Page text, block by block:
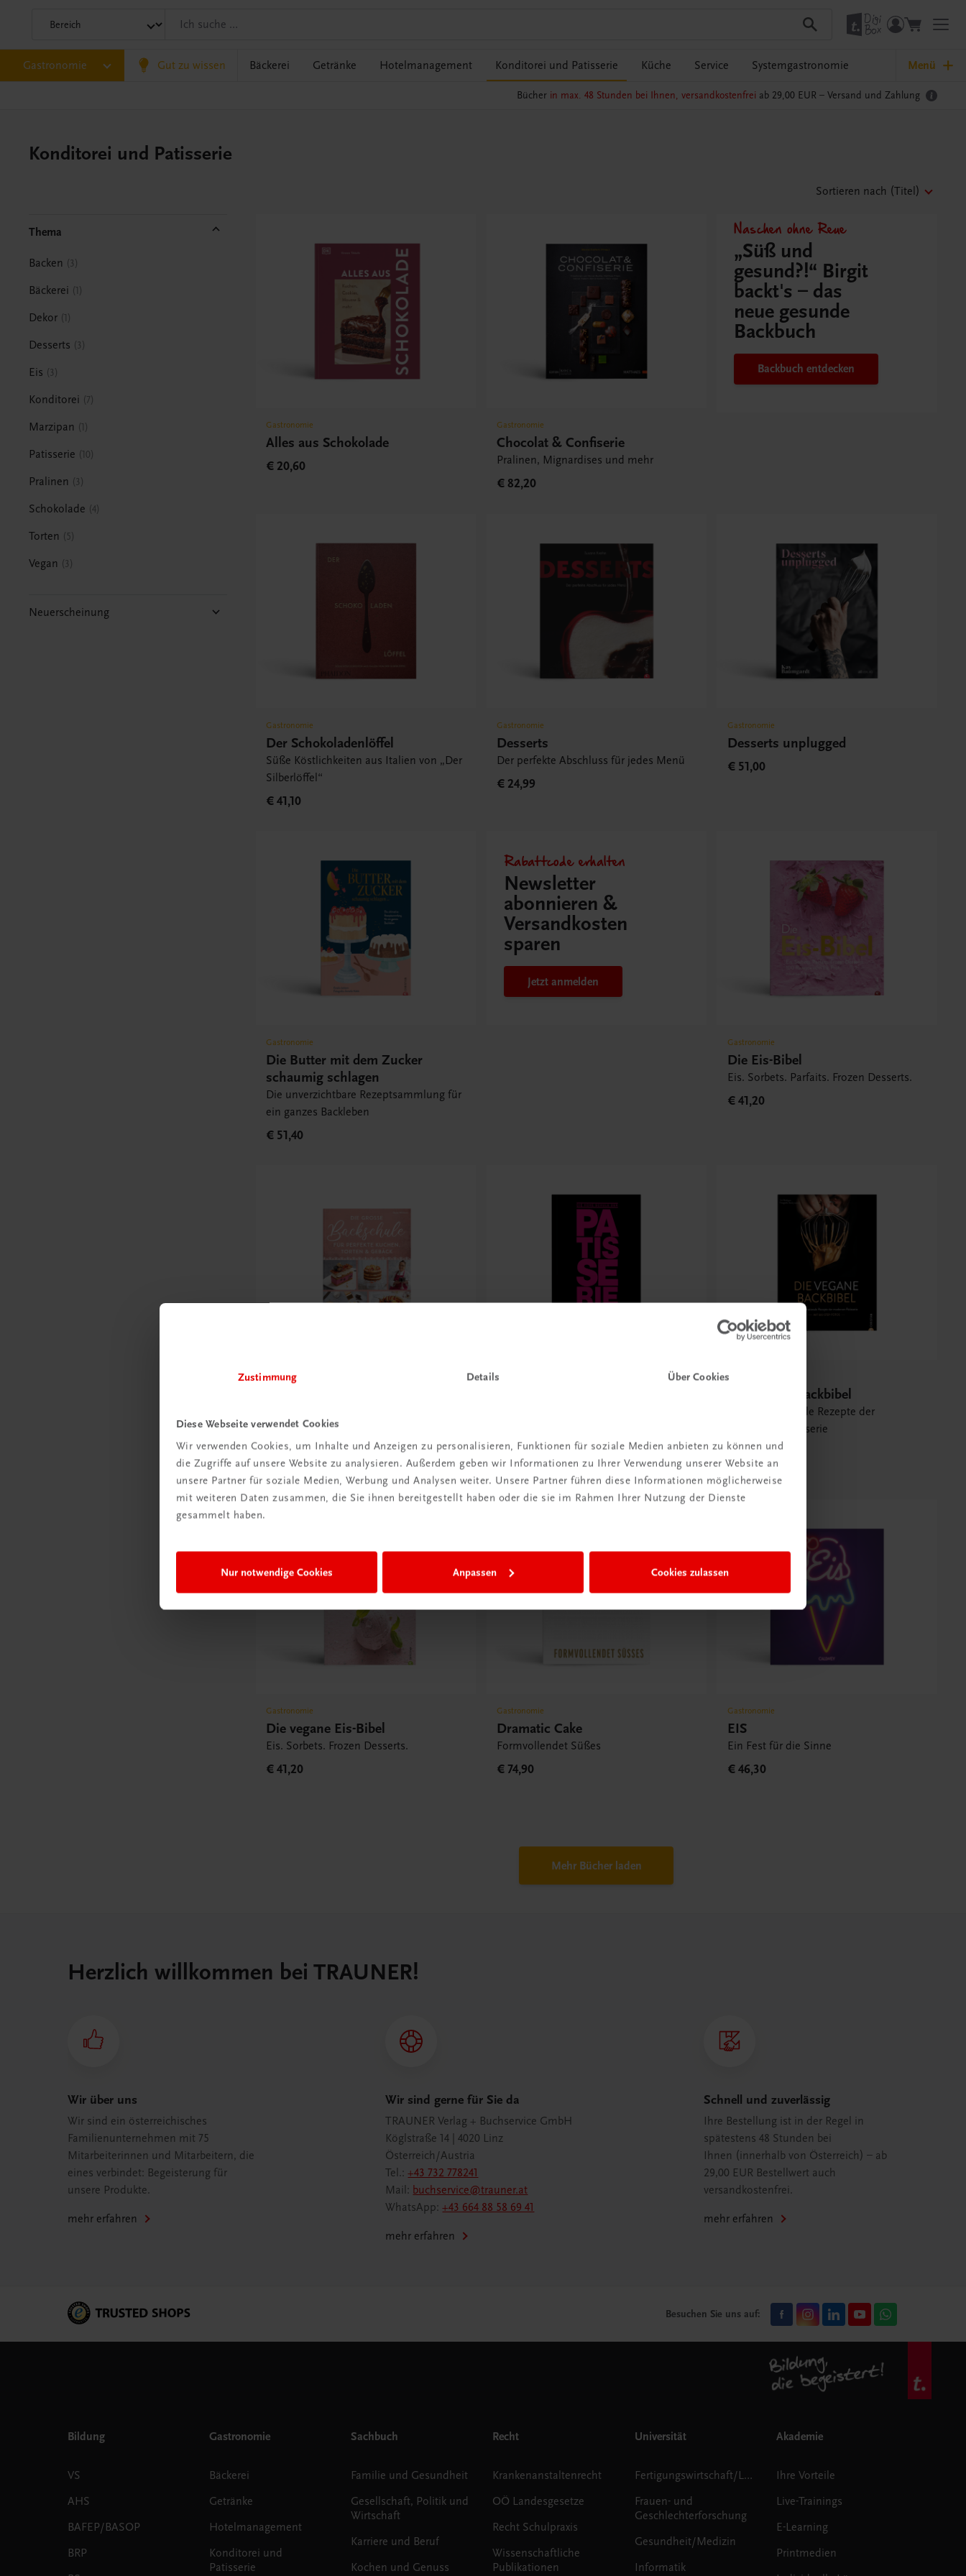
Zustimmung Details Über Cookies
Diese Webseite verwendet Cookies
Wir verwenden Cookies, um Inhalte und Anzeigen zu personalisieren, Funktionen für soziale Medien anbieten zu können und
die Zugriffe auf unsere Website zu analysieren. Außerdem geben wir Informationen zu Ihrer Verwendung unserer Website an
unsere Partner für soziale Medien, Werbung und Analysen weiter. Unsere Partner führen diese Informationen möglicherweise
mit weiteren Daten zusammen, die Sie ihnen bereitgestellt haben oder die sie im Rahmen Ihrer Nutzung der Dienste
gesammelt haben.
Nur notwendige Cookies Anpassen Cookies zulassen
Gastronomie Gut zu wissen Bäckerei Getränke Hotelmanagement Konditorei und Patisserie Küche Service Systemgastronomie Menü
Bücher in max. 48 Stunden bei Ihnen, versandkostenfrei ab 29,00 EUR – Versand und Zahlung
Konditorei und Patisserie
Sortieren nach (Titel)
Thema
Backen 3
Bäckerei 1
Dekor 1
Desserts 3
Eis 3
Konditorei 7
Marzipan 1
Patisserie 10
Pralinen 3
Schokolade 4
Torten 5
Vegan 3
Neuerscheinung
Gastronomie
Alles aus Schokolade
€ 20,60
Gastronomie
Chocolat & Confiserie
Pralinen, Mignardises und mehr
€ 82,20
Naschen ohne Reue
„Süß und
gesund?!“ Birgit
backt's – das
neue gesunde
Backbuch
Backbuch entdecken
Gastronomie
Der Schokoladenlöffel
Süße Köstlichkeiten aus Italien von „Der
Silberlöffel“
€ 41,10
Gastronomie
Desserts
Der perfekte Abschluss für jedes Menü
€ 24,99
Gastronomie
Desserts unplugged
€ 51,00
Gastronomie
Die Butter mit dem Zucker
schaumig schlagen
Die unverzichtbare Rezeptsammlung für
ein ganzes Backleben
€ 51,40
Rabattcode erhalten
Newsletter
abonnieren &
Versandkosten
sparen
Jetzt anmelden
Gastronomie
Die Eis-Bibel
Eis. Sorbets. Parfaits. Frozen Desserts.
€ 41,20
Gastronomie
Gebäck
100 Rezepte. Küchenpraxis. Warenkunde.
Profitipps.
€ 25,70
Gastronomie
€ 100,80
Gastronomie
Die vegane Backbibel
100 internationale Rezepte der
modernen Patisserie
€ 51,40
Gastronomie
Die vegane Eis-Bibel
Eis. Sorbets. Frozen Desserts.
€ 41,20
Gastronomie
Dramatic Cake
Formvollendet Süßes
€ 74,90
Gastronomie
EIS
Ein Fest für die Sinne
€ 46,30
Mehr Bücher laden
Herzlich willkommen bei TRAUNER!
Wir über uns
Wir sind ein österreichisches
Familienunternehmen mit 75
Mitarbeiterinnen und Mitarbeitern, die
eines verbindet: Begeisterung für
unsere Produkte.
mehr erfahren
Wir sind gerne für Sie da
TRAUNER Verlag + Buchservice GmbH
Köglstraße 14 | 4020 Linz
Österreich/Austria
Tel.:+43 732 778241
Mail: buchservice@trauner.at
WhatsApp:+43 664 88 58 69 41
mehr erfahren
Schnell und zuverlässig
Ihre Bestellung ist in der Regel in
spätestens 48 Stunden bei
Ihnen (innerhalb von Österreich) – ab
29,00 EUR Bestellwert auch
versandkostenfrei.
mehr erfahren
Besuchen Sie uns auf:
Bildung
VS
AHS
BAFEP/BASOP
BRP
Gastronomie
Bäckerei
Getränke
Hotelmanagement
Konditorei und
Patisserie
Sachbuch
Familie und Gesundheit
Gesellschaft, Politik und
Wirtschaft
Karriere und Beruf
Kochen und Genuss
Recht
Krankenanstaltenrecht
OÖ Landesgesetze
Recht Schulpraxis
Wissenschaftliche
Publikationen
Universität
Fertigungswirtschaft/Logistik
Frauen- und
Geschlechterforschung
Gesundheit/Medizin
Informatik
Akademie
Ihre Vorteile
Live-Trainings
E-Learning
Printmedien